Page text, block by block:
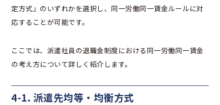
定方式」のいずれかを選択し、同一労働同一賃金ルールに対
応することが可能です。
ここでは、派遣社員の退職金制度における同一労働同一賃金
の考え方について詳しく紹介します。
4-1. 派遣先均等・均衡方式